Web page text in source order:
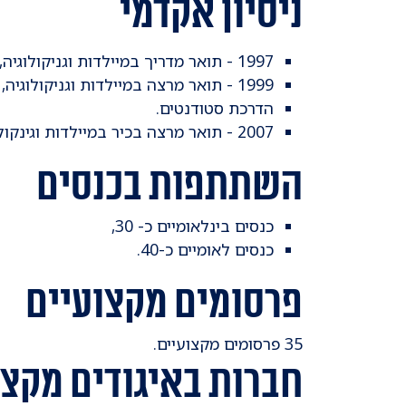
ניסיון אקדמי
1997 - תואר מדריך במיילדות וגניקולוגיה, ביה”ס לרפואה, אוניברסיטת תל-אביב.
1999 - תואר מרצה במיילדות וגניקולוגיה, ביה”ס לרפואה, אוניברסיטת תל-אביב.
הדרכת סטודנטים.
2007 - תואר מרצה בכיר במיילדות וגינקולוגיה, ביה"ס לרפואה, אוניברסיטת תל-אביב.
השתתפות בכנסים
כנסים בינלאומיים כ- 30,
כנסים לאומיים כ-40.
פרסומים מקצועיים
35 פרסומים מקצועיים.
חברות באיגודים